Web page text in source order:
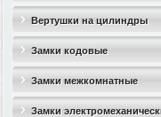
Вертушки на цилиндры
Замки кодовые
Замки межкомнатные
Замки